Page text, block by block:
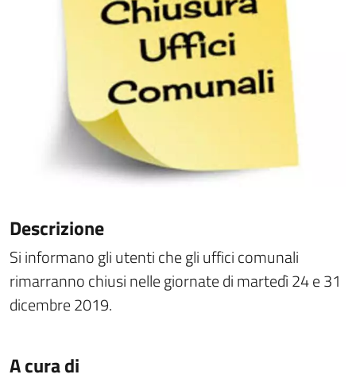
Descrizione
Si informano gli utenti che gli uffici comunali
rimarranno chiusi nelle giornate di martedì 24 e 31
dicembre 2019.
A cura di